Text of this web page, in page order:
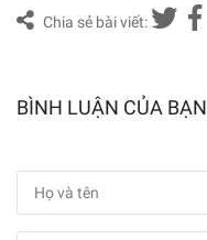
Chia sẻ bài viết:
BÌNH LUẬN CỦA BẠN